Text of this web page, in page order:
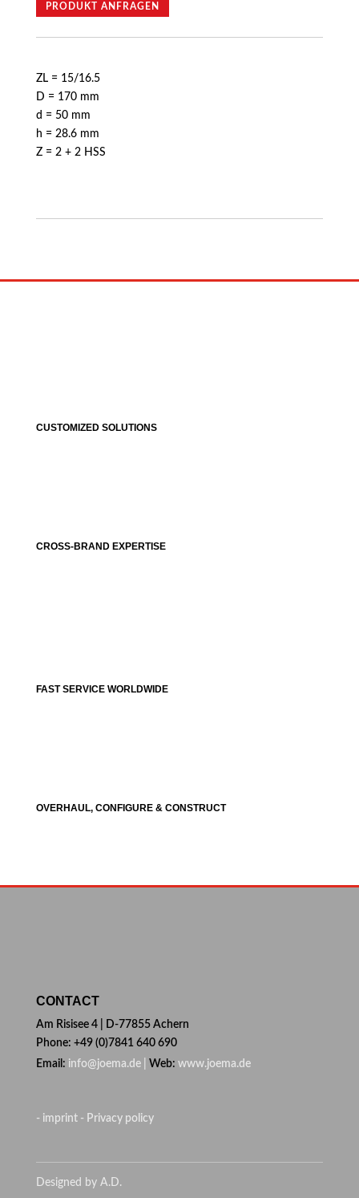
PRODUKT ANFRAGEN
ZL = 15/16.5
D = 170 mm
d = 50 mm
h = 28.6 mm
Z = 2 + 2 HSS
CUSTOMIZED SOLUTIONS
CROSS-BRAND EXPERTISE
FAST SERVICE WORLDWIDE
OVERHAUL, CONFIGURE & CONSTRUCT
CONTACT
Am Risisee 4 | D-77855 Achern
Phone: +49 (0)7841 640 690
Email: info@joema.de | Web: www.joema.de
- imprint - Privacy policy
Designed by A.D.